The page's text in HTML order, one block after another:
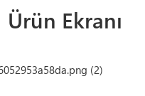
Ürün Ekranı